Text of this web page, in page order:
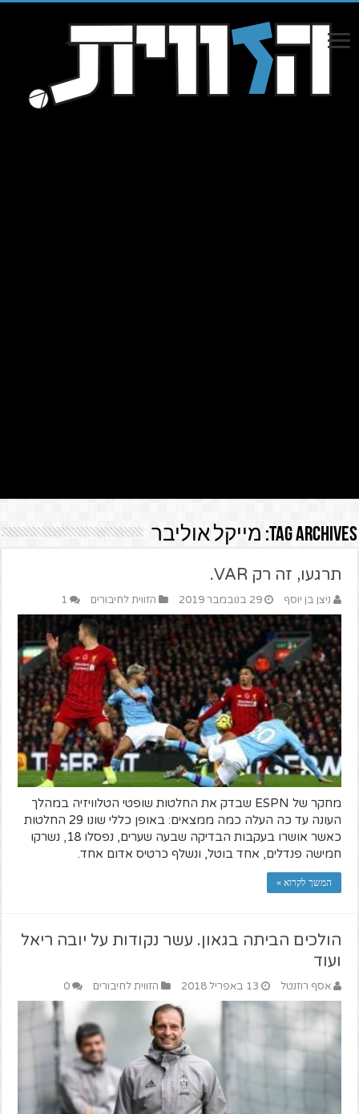
Tag Archives: מייקל אוליבר
תרגעו, זה רק VAR.
ניצן בן יוסף 29 בנובמבר 2019 הזווית לחיבורים 1
מחקר של ESPN שבדק את החלטות שופטי הטלוויזיה במהלך
העונה עד כה העלה כמה ממצאים: באופן כללי שונו 29 החלטות
כאשר אושרו בעקבות הבדיקה שבעה שערים, נפסלו 18, נשרקו
חמישה פנדלים, אחד בוטל, ונשלף כרטיס אדום אחד.
המשך לקרוא »
הולכים הביתה בגאון. עשר נקודות על יובה ריאל
ועוד
אסף רוזנטל 13 באפריל 2018 הזווית לחיבורים 0